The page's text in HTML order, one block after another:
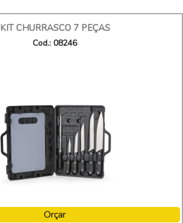
KIT CHURRASCO 7 PEÇAS
Cod.: 08246
Orçar